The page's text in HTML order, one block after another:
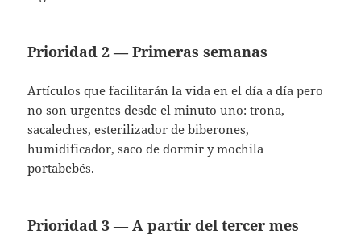
Prioridad 2 — Primeras semanas
Artículos que facilitarán la vida en el día a día pero
no son urgentes desde el minuto uno: trona,
sacaleches, esterilizador de biberones,
humidificador, saco de dormir y mochila
portabebés.
Prioridad 3 — A partir del tercer mes